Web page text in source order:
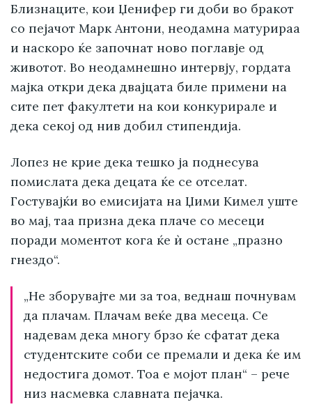
Близнаците, кои Џенифер ги доби во бракот
со пејачот Марк Антони, неодамна матурираа
и наскоро ќе започнат ново поглавје од
животот. Во неодамнешно интервју, гордата
мајка откри дека двајцата биле примени на
сите пет факултети на кои конкурирале и
дека секој од нив добил стипендија.
Лопез не крие дека тешко ја поднесува
помислата дека децата ќе се отселат.
Гостувајќи во емисијата на Џими Кимел уште
во мај, таа призна дека плаче со месеци
поради моментот кога ќе ѝ остане „празно
гнездо“.
„Не зборувајте ми за тоа, веднаш почнувам
да плачам. Плачам веќе два месеца. Се
надевам дека многу брзо ќе сфатат дека
студентските соби се премали и дека ќе им
недостига домот. Тоа е мојот план“ – рече
низ насмевка славната пејачка.